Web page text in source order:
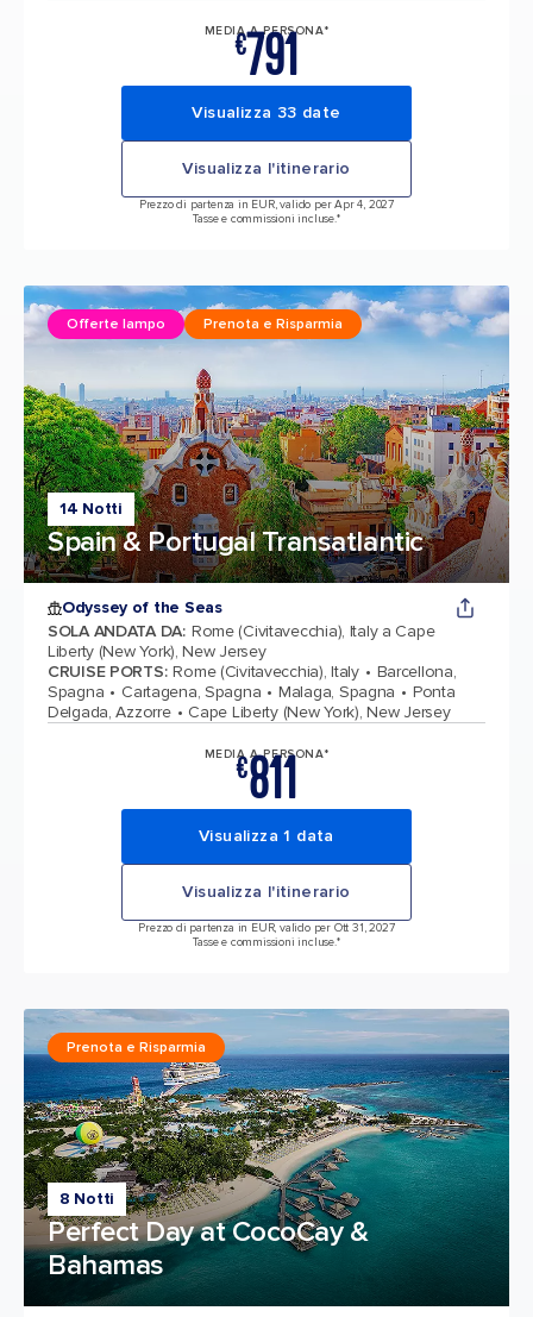
MEDIA A PERSONA*
€791
Visualizza 33 date
Visualizza l'itinerario
Prezzo di partenza in EUR, valido per Apr 4, 2027
Tasse e commissioni incluse.*
14 Notti
Spain & Portugal Transatlantic
Offerte lampo Prenota e Risparmia
Odyssey of the Seas
SOLA ANDATA DA: Rome (Civitavecchia), Italy a Cape
Liberty (New York), New Jersey
CRUISE PORTS: Rome (Civitavecchia), Italy
Barcellona,
Spagna
Cartagena, Spagna Malaga, Spagna
Ponta
Delgada, Azzorre
Cape Liberty (New York), New Jersey
MEDIA A PERSONA*
€811
Visualizza 1 data
Visualizza l'itinerario
Prezzo di partenza in EUR, valido per Ott 31, 2027
Tasse e commissioni incluse.*
8 Notti
Perfect Day at CocoCay &
Bahamas
Prenota e Risparmia